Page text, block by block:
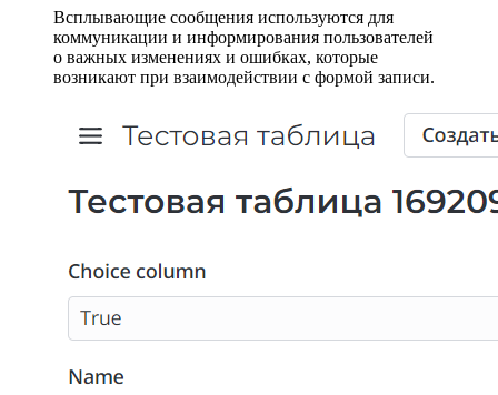
Всплывающие сообщения используются для
коммуникации и информирования пользователей
о важных изменениях и ошибках, которые
возникают при взаимодействии с формой записи.